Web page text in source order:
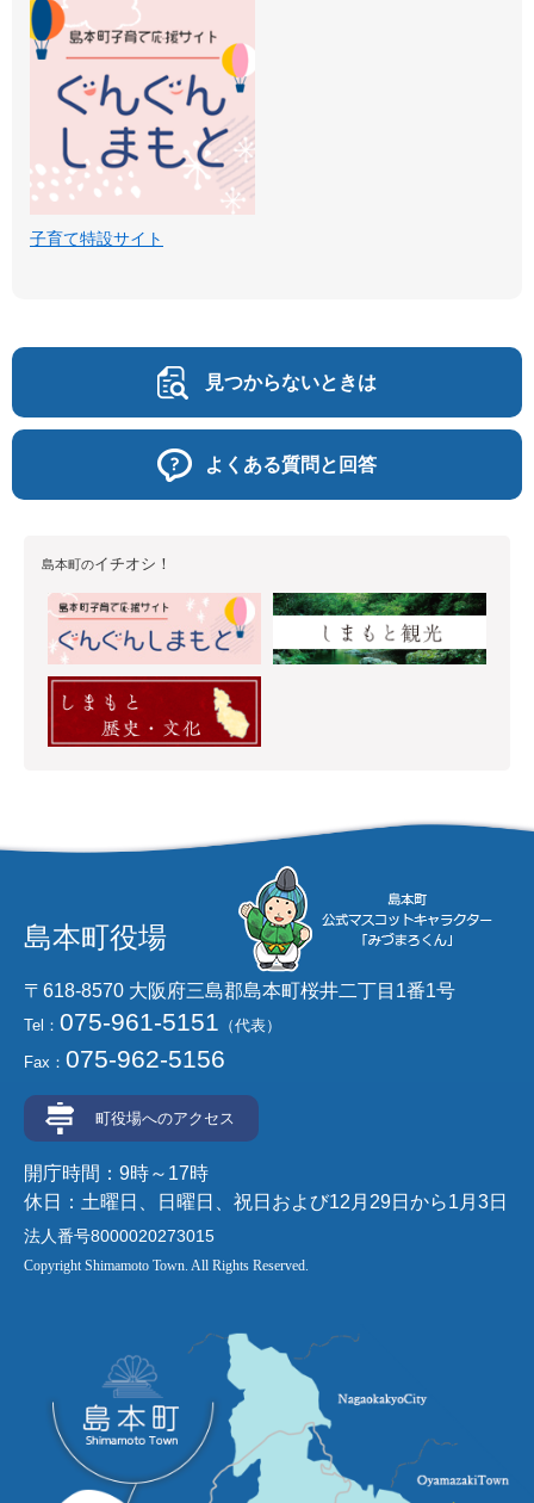
子育て特設サイト
見つからないときは
よくある質問と回答
島本町のイチオシ！
島本町役場
〒618-8570 大阪府三島郡島本町桜井二丁目1番1号
Tel： 075-961-5151 （代表）
Fax： 075-962-5156
町役場へのアクセス
開庁時間：9時～17時
休日：土曜日、日曜日、祝日および12月29日から1月3日
法人番号8000020273015
Copyright Shimamoto Town. All Rights Reserved.